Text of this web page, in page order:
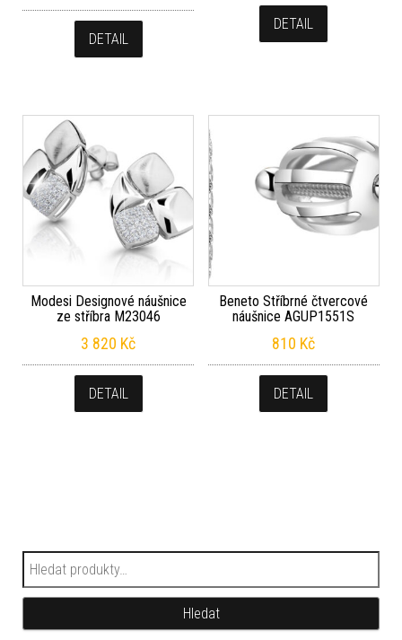
DETAIL
DETAIL
Modesi Designové náušnice
ze stříbra M23046
3 820 Kč
DETAIL
Beneto Stříbrné čtvercové
náušnice AGUP1551S
810 Kč
DETAIL
Hledat:
Hledat